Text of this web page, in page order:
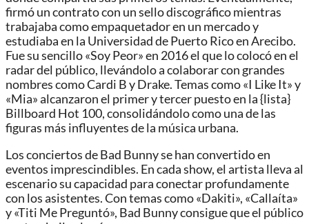
firmó un contrato con un sello discográfico mientras
trabajaba como empaquetador en un mercado y
estudiaba en la Universidad de Puerto Rico en Arecibo.
Fue su sencillo «Soy Peor» en 2016 el que lo colocó en el
radar del público, llevándolo a colaborar con grandes
nombres como Cardi B y Drake. Temas como «I Like It» y
«Mia» alcanzaron el primer y tercer puesto en la {lista}
Billboard Hot 100, consolidándolo como una de las
figuras más influyentes de la música urbana.
Los conciertos de Bad Bunny se han convertido en
eventos imprescindibles. En cada show, el artista lleva al
escenario su capacidad para conectar profundamente
con los asistentes. Con temas como «Dakiti», «Callaíta»
y «Titi Me Preguntó», Bad Bunny consigue que el público